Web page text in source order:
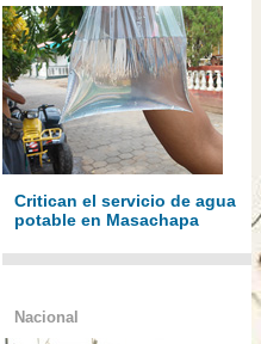
Critican el servicio de agua
potable en Masachapa
Nacional